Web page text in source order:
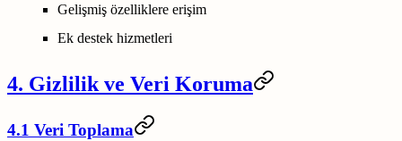
Gelişmiş özelliklere erişim
Ek destek hizmetleri
4. Gizlilik ve Veri Koruma
4.1 Veri Toplama